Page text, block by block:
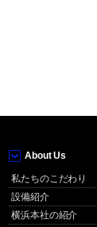
About Us
私たちのこだわり
設備紹介
横浜本社の紹介